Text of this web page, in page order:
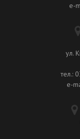
e-
ул.
тел.:
e-